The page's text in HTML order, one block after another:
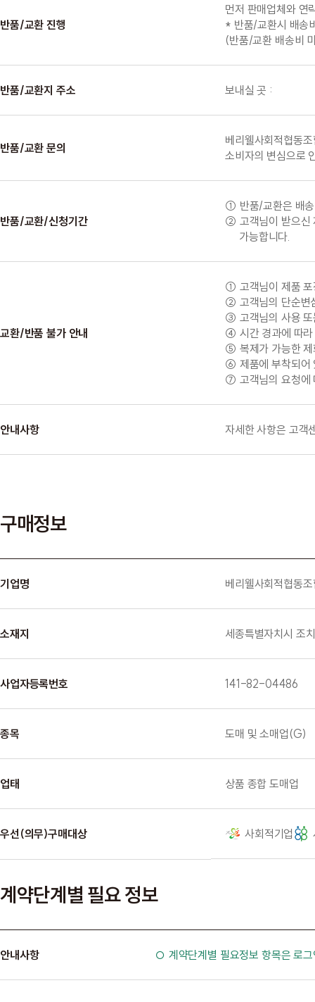
반품/교환 진행
먼저 판매업체와 연
* 반품/교환시 배송
(반품/교환 배송비
반품/교환지 주소 보내실 곳 :
반품/교환 문의
베리웰사회적협
소비자의 변심으로
반품/교환/신청기간
① 반품/교환은 배송
② 고객님이 받으신
가능합니다.
교환/반품 불가 안내
① 고객님이 제품 포
② 고객님의 단순변
③ 고객님의 사용 또
④ 시간 경과에 따라
⑤ 복제가 가능한 제
⑥ 제품에 부착되어
⑦ 고객님의 요청에
안내사항 자세한 사항은 고객
구매정보
기업명 베리웰사회적협동
소재지 세종특별자치시 조
사업자등록번호 141-82-04486
종목 도매 및 소매업(G)
업태 상품 종합 도매업
우선(의무)구매대상 사회적기업
계약단계별 필요 정보
안내사항 ○ 계약단계별 필요정보 항목은 로